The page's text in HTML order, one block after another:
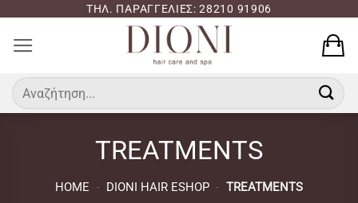
περιεχόμενο
ΤΗΛ. ΠΑΡΑΓΓΕΛΙΕΣ: 28210 91906
Αναζήτηση
για:
TREATMENTS
HOME - DIONI HAIR ESHOP - TREATMENTS